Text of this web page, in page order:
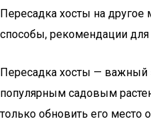
Пересадка хосты на другое
способы, рекомендации для
Пересадка хосты — важный
популярным садовым
только обновить его место